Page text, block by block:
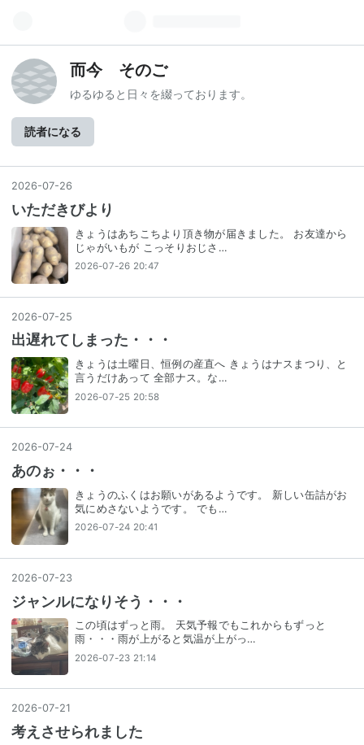
而今 そのご
ゆるゆると日々を綴っております。
読者になる
2026-07-26
いただきびより
きょうはあちこちより頂き物が届きました。 お友達から
じゃがいもが こっそりおじさ…
2026-07-26 20:47
2026-07-25
出遅れてしまった・・・
きょうは土曜日、恒例の産直へ きょうはナスまつり、と
言うだけあって 全部ナス。な…
2026-07-25 20:58
2026-07-24
あのぉ・・・
きょうのふくはお願いがあるようです。 新しい缶詰がお
気にめさないようです。 でも…
2026-07-24 20:41
2026-07-23
ジャンルになりそう・・・
この頃はずっと雨。 天気予報でもこれからもずっと
雨・・・雨が上がると気温が上がっ…
2026-07-23 21:14
2026-07-21
考えさせられました